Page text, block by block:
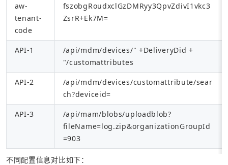
aw-
tenant-
code
fszobgRoudxclGzDMRyy3QpvZdivI1vkc3
ZsrR+Ek7M=
API-1
/api/mdm/devices/" +DeliveryDid +
"/customattributes
API-2
/api/mdm/devices/customattribute/sear
ch?deviceid=
API-3
/api/mam/blobs/uploadblob?
fileName=log.zip&organizationGroupId
=903
不同配置信息对比如下：